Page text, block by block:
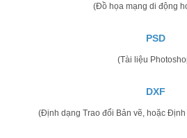
(Đồ họa mạng di động
PSD
(Tài liệu
DXF
(Định dạng Trao đổi Bản vẽ, hoặc